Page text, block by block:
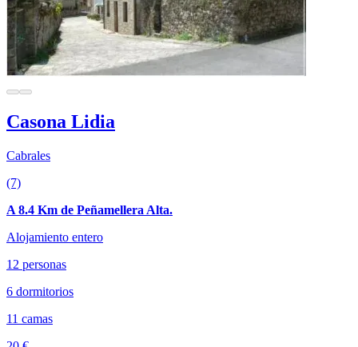
Casona Lidia
Cabrales
(7)
A 8.4 Km de Peñamellera Alta.
Alojamiento entero
12 personas
6 dormitorios
11 camas